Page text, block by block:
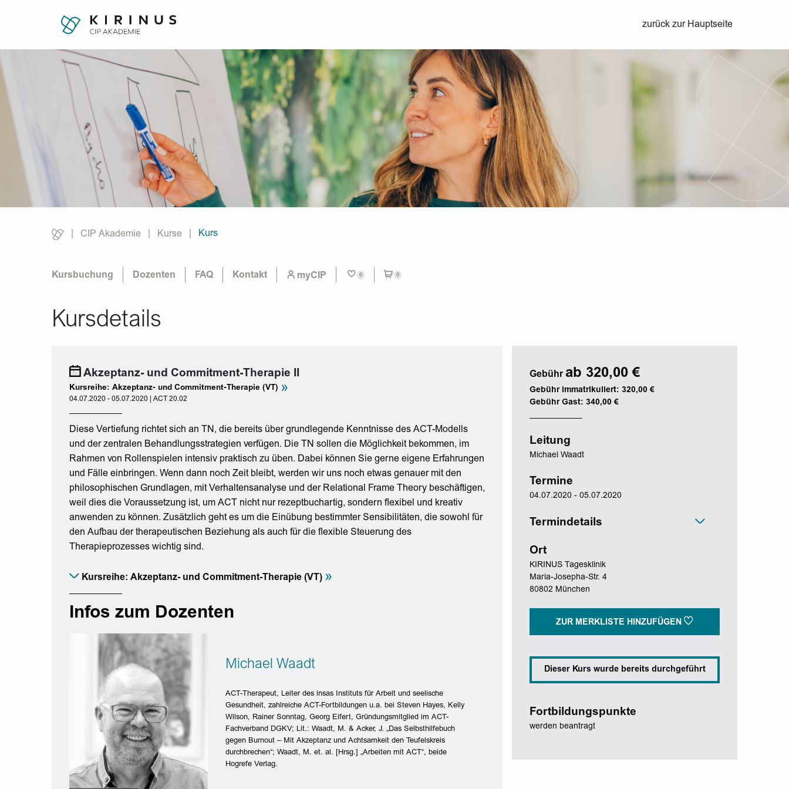
zurück zur Hauptseite
CIP Akademie Kurse
Current:
Kurs
Kursbuchung Dozenten FAQ Kontakt myCIP 0 0
Kursdetails
Akzeptanz- und Commitment-Therapie II
Kursreihe: Akzeptanz- und Commitment-Therapie (VT) »
04.07.2020 - 05.07.2020 | ACT 20.02
Diese Vertiefung richtet sich an TN, die bereits über grundlegende Kenntnisse des ACT-Modells
und der zentralen Behandlungsstrategien verfügen. Die TN sollen die Möglichkeit bekommen, im
Rahmen von Rollenspielen intensiv praktisch zu üben. Dabei können Sie gerne eigene Erfahrungen
und Fälle einbringen. Wenn dann noch Zeit bleibt, werden wir uns noch etwas genauer mit den
philosophischen Grundlagen, mit Verhaltensanalyse und der Relational Frame Theory beschäftigen,
weil dies die Voraussetzung ist, um ACT nicht nur rezeptbuchartig, sondern flexibel und kreativ
anwenden zu können. Zusätzlich geht es um die Einübung bestimmter Sensibilitäten, die sowohl für
den Aufbau der therapeutischen Beziehung als auch für die flexible Steuerung des
Therapieprozesses wichtig sind.
Kursreihe: Akzeptanz- und Commitment-Therapie (VT) »
Infos zum Dozenten
Michael Waadt
ACT-Therapeut, Leiter des insas Instituts für Arbeit und seelische
Gesundheit, zahlreiche ACT-Fortbildungen u.a. bei Steven Hayes, Kelly
Wilson, Rainer Sonntag, Georg Eifert, Gründungsmitglied im ACT-
Fachverband DGKV; Lit.: Waadt, M. & Acker, J. „Das Selbsthilfebuch
gegen Burnout – Mit Akzeptanz und Achtsamkeit den Teufelskreis
durchbrechen“; Waadt, M. et. al. [Hrsg.] „Arbeiten mit ACT“, beide
Hogrefe Verlag.
Gebühr ab 320,00 €
Gebühr immatrikuliert: 320,00 €
Gebühr Gast: 340,00 €
Leitung
Michael Waadt
Termine
04.07.2020 - 05.07.2020
Termindetails
Ort
KIRINUS Tagesklinik
Maria-Josepha-Str. 4
80802 München
ZUR MERKLISTE HINZUFÜGEN
Dieser Kurs wurde bereits durchgeführt
Fortbildungspunkte
werden beantragt